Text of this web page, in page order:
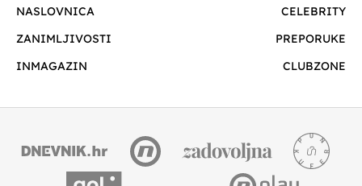
NASLOVNICA
CELEBRITY
ZANIMLJIVOSTI
PREPORUKE
INMAGAZIN
CLUBZONE